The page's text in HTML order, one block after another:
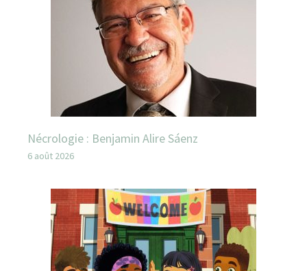
Nécrologie : Benjamin Alire Sáenz
6 août 2026